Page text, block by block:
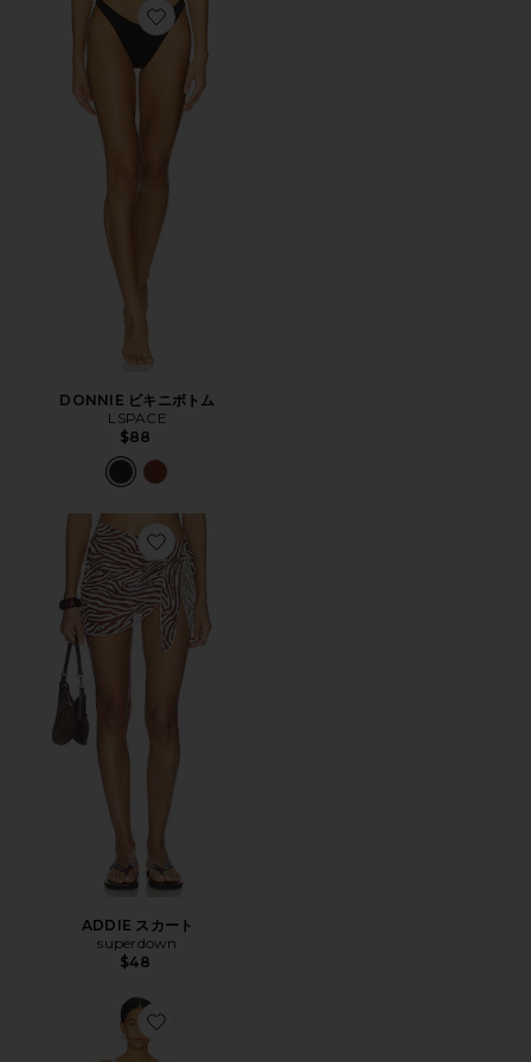
Favorite DONNIE ビキニボトム
DONNIE ビキニボトム
LSPACE
$88
Favorite ADDIE スカート
ADDIE スカート
superdown
$48
Favorite LELANI スイム